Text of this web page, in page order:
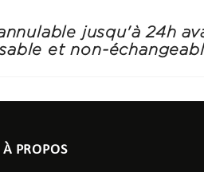
jusqu'à 24h
et non-
À PROPOS